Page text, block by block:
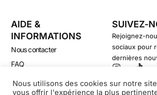
AIDE &
INFORMATIONS
Nous contacter
FAQ
Politique de confidentialité
SUIVEZ-
Rejoignez-
sociaux pour
dernières
Nous utilisons des cookies sur notre
vous offrir l'expérience la plus